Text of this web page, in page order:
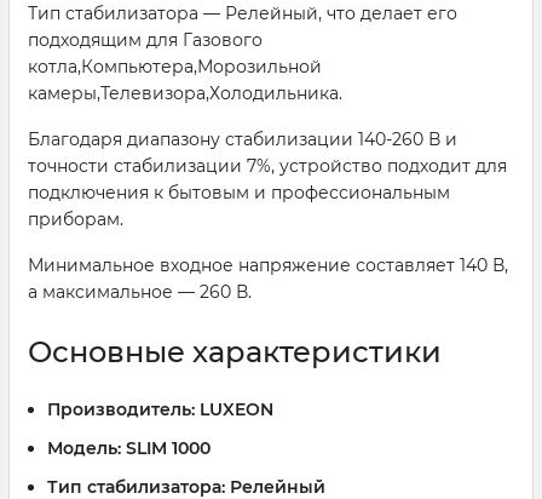
Тип стабилизатора — Релейный, что делает его
подходящим для Газового
котла,Компьютера,Морозильной
камеры,Телевизора,Холодильника.
Благодаря диапазону стабилизации 140-260 В и
точности стабилизации 7%, устройство подходит для
подключения к бытовым и профессиональным
приборам.
Минимальное входное напряжение составляет 140 В,
а максимальное — 260 В.
Основные характеристики
Производитель: LUXEON
Модель: SLIM 1000
Тип стабилизатора: Релейный